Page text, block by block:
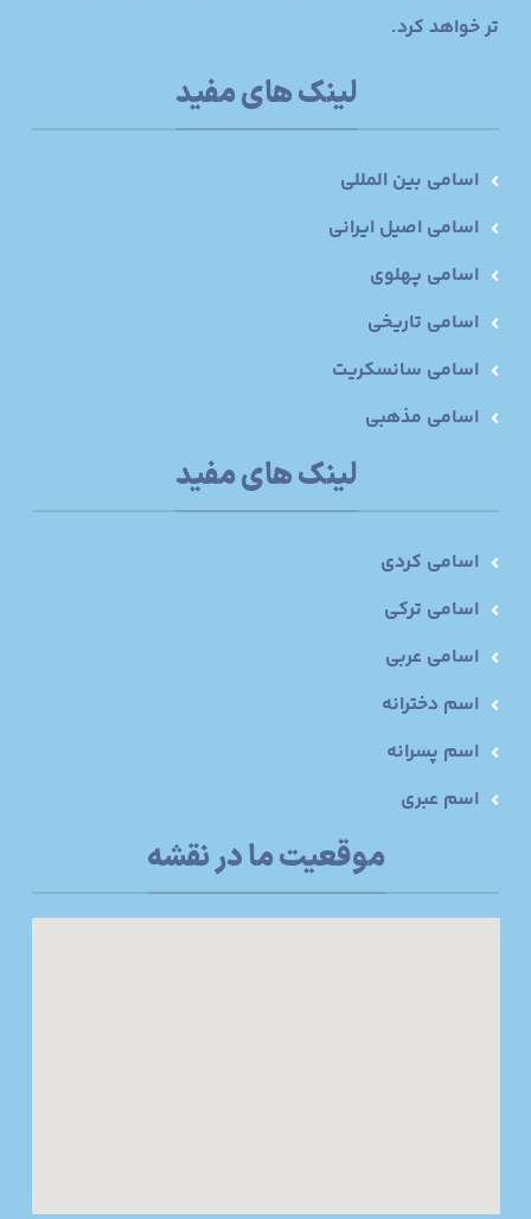
تر خواهد کرد.
لینک های مفید
اسامی بین المللی
اسامی اصیل ایرانی
اسامی پهلوی
اسامی تاریخی
اسامی سانسکریت
اسامی مذهبی
لینک های مفید
اسامی کردی
اسامی ترکی
اسامی عربی
اسم دخترانه
اسم پسرانه
اسم عبری
موقعیت ما در نقشه